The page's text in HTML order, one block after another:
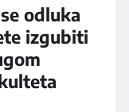
odluka
izgubiti